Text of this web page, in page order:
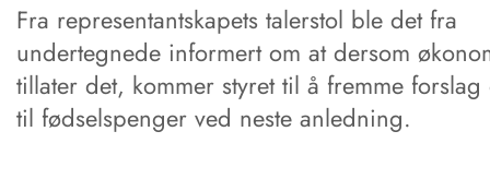
Fra representantskapets talerstol ble det fra
undertegnede informert om at dersom
tillater det, kommer styret til å fremme forslag
til fødselspenger ved neste anledning.